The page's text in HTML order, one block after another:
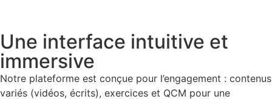
Une interface intuitive et
immersive
Notre plateforme est conçue pour l’engagement : contenus
variés (vidéos, écrits), exercices et QCM pour une